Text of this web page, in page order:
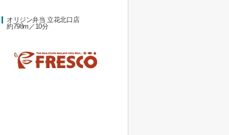
オリジン弁当 立花北口店
約798m／10分